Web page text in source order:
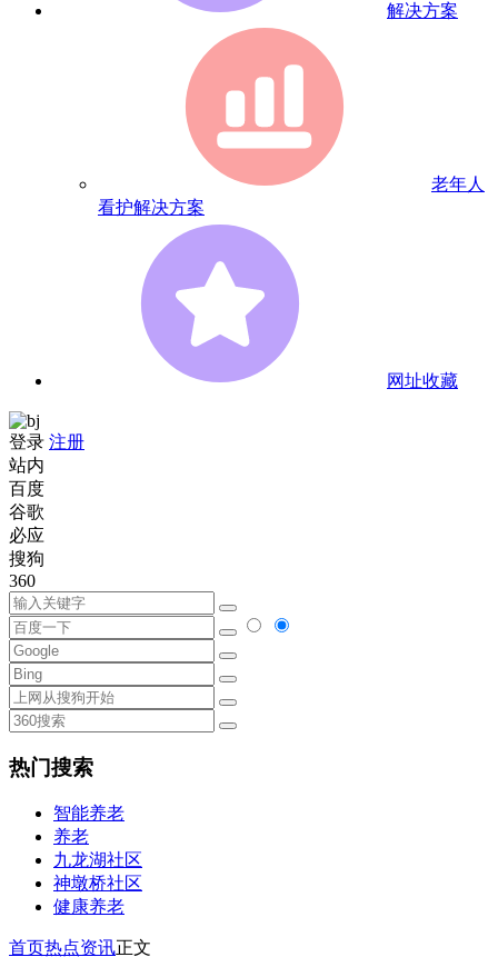
解决方案
老年人
看护解决方案
网址收藏
登录 注册
站内
百度
谷歌
必应
搜狗
360
热门搜索
智能养老
养老
九龙湖社区
神墩桥社区
健康养老
首页热点资讯正文